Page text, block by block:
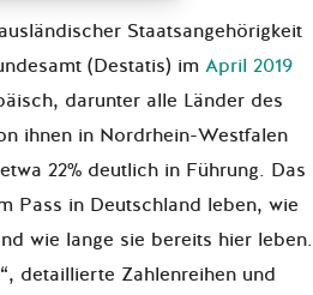
Staatsangehörigkeit
(Destatis) im April 2019
darunter alle Länder des
ihnen in Nordrhein-Westfalen
22% deutlich in Führung. Das
Pass in Deutschland leben, wie
wie lange sie bereits hier leben.
detaillierte Zahlenreihen und